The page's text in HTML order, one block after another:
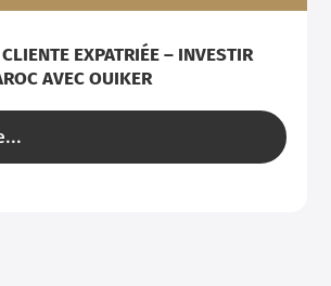
EXPATRIÉE – INVESTIR
AVEC OUIKER